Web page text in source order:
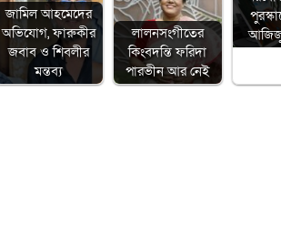
জামিল আহমেদের
অভিযোগ, ফারুকীর
জবাব ও শিবলীর
মন্তব্য
লালনসংগীতের
কিংবদন্তি ফরিদা
পারভীন আর নেই